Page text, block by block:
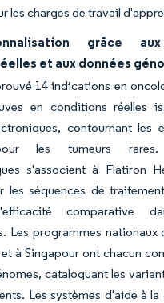
les charges de travail
grâce
et aux données
14 indications en
en conditions réelles
contournant les
les tumeurs
s'associent à Flatiron
les séquences de
comparative
Les programmes nationaux
à Singapour ont chacun
cataloguant les
Les systèmes d'aide à